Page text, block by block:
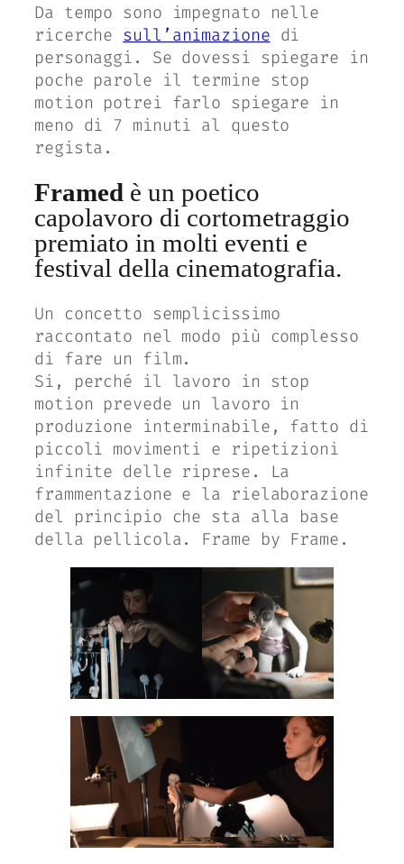
Da tempo sono impegnato nelle
ricerche sull’animazione di
personaggi. Se dovessi spiegare in
poche parole il termine stop
motion potrei farlo spiegare in
meno di 7 minuti al questo
regista.
Framed è un poetico
capolavoro di cortometraggio
premiato in molti eventi e
festival della cinematografia.
Un concetto semplicissimo
raccontato nel modo più complesso
di fare un film.
Si, perché il lavoro in stop
motion prevede un lavoro in
produzione interminabile, fatto di
piccoli movimenti e ripetizioni
infinite delle riprese. La
frammentazione e la rielaborazione
del principio che sta alla base
della pellicola. Frame by Frame.